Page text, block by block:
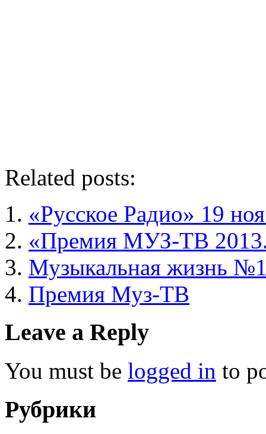
Related posts:
«Русское Радио» 19
«Премия МУЗ-ТВ
Музыкальная жизнь
Премия Муз-ТВ
Leave a Reply
You must be logged in to
Рубрики